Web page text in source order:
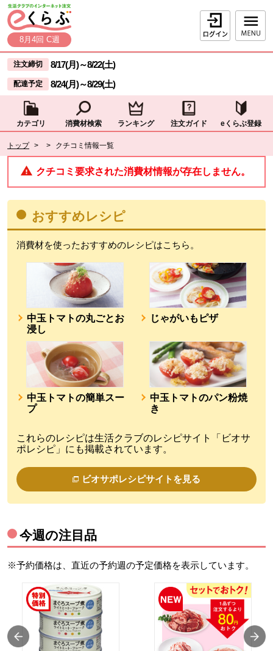
ページの先頭です。
本文へジャンプする。
8月4回 C週
ログイン
ここからサイト内共通メニューです。
サイト内共通メニューをスキップする
注文締切 8/17(月)～8/22(土)
配達予定 8/24(月)～8/29(土)
カテゴリ 消費材検索 ランキング 注文ガイド eくらぶ登録
トップ > > クチコミ情報一覧
現在位置ここまで
クチコミ要求された消費材情報が存在しません。
おすすめレシピ
消費材を使ったおすすめのレシピはこちら。
中玉トマトの丸ごとお
浸し
じゃがいもピザ
中玉トマトの簡単スー
プ
中玉トマトのパン粉焼
き
これらのレシピは生活クラブのレシピサイト「ビオサ
ポレシピ」にも掲載されています。
ビオサポレシピサイトを見る
今週の注目品
※予約価格は、直近の予約週の予定価格を表示しています。